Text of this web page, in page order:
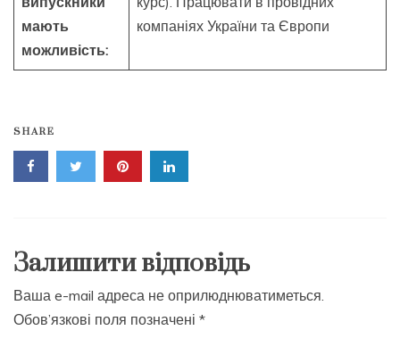
мають
можливість:
компаніях України та Європи
SHARE
Залишити відповідь
Ваша e-mail адреса не оприлюднюватиметься.
Обов’язкові поля позначені *